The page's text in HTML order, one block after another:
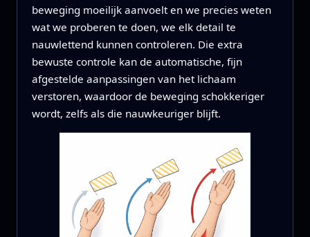
beweging moeilijk aanvoelt en we precies weten
wat we proberen te doen, we elk detail te
nauwlettend kunnen controleren. Die extra
bewuste controle kan de automatische, fijn
afgestelde aanpassingen van het lichaam
verstoren, waardoor de beweging schokkeriger
wordt, zelfs als die nauwkeuriger blijft.